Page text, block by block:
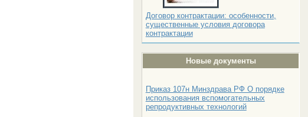
Договор контрактации: особенности,
существенные условия договора
контрактации
Новые документы
Приказ 107н Минздрава РФ О порядке
использования вспомогательных
репродуктивных технологий